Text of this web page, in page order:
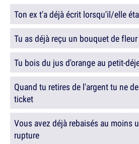
Ton ex t'a déjà écrit lorsqu'il/elle
Tu as déjà reçu un bouquet de
Tu bois du jus d'orange au petit-
Quand tu retires de l'argent tu ne
ticket
Vous avez déjà rebaisés au moins
rupture